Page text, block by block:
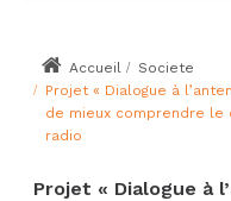
Accueil
Societe
Projet « Dialogue à
de mieux comprendre le
radio
Projet « Dialogue à